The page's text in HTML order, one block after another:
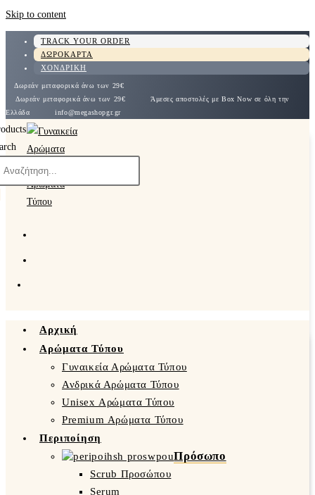
Skip to content
TRACK YOUR ORDER
ΔΩΡΟΚΑΡΤΑ
ΧΟΝΔΡΙΚΗ
Δωρεάν μεταφορικά άνω των 29€
Δωρεάν μεταφορικά άνω των 29€
Άμεσες αποστολές με Box Now σε όλη την
Ελλάδα
info@megashopgr.gr
Αρχική
Αρώματα Τύπου
Γυναικεία Αρώματα Τύπου
Ανδρικά Αρώματα Τύπου
Unisex Αρώματα Τύπου
Premium Αρώματα Τύπου
Περιποίηση
Πρόσωπο
Scrub Προσώπου
Serum